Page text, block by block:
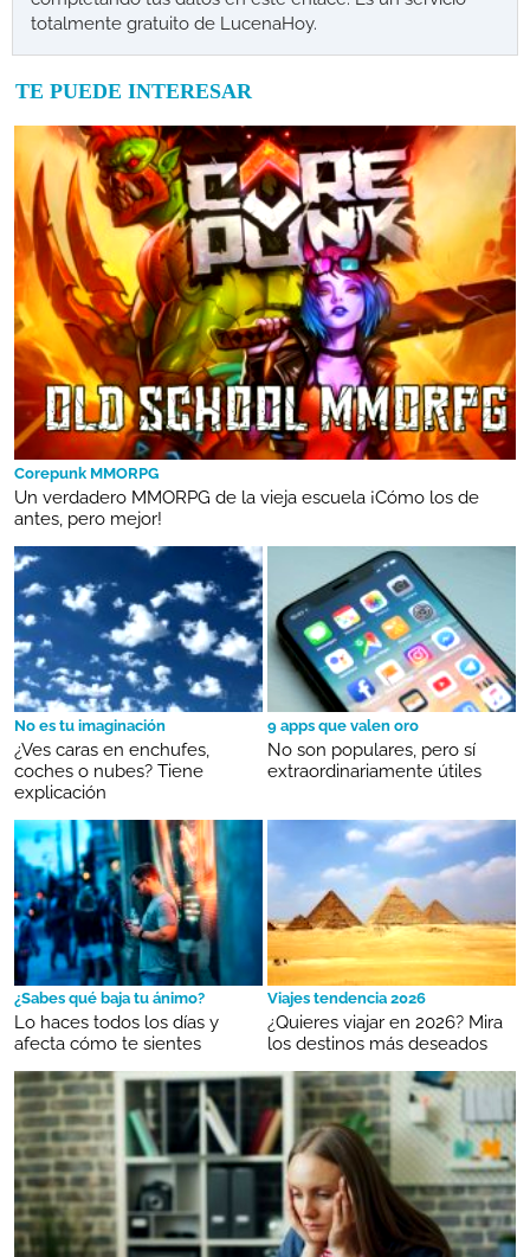
totalmente gratuito de LucenaHoy.
TE PUEDE INTERESAR
Corepunk MMORPG
Un verdadero MMORPG de la vieja escuela ¡Cómo los de
antes, pero mejor!
No es tu imaginación
¿Ves caras en enchufes,
coches o nubes? Tiene
explicación
9 apps que valen oro
No son populares, pero sí
extraordinariamente útiles
¿Sabes qué baja tu ánimo?
Lo haces todos los días y
afecta cómo te sientes
Viajes tendencia 2026
¿Quieres viajar en 2026? Mira
los destinos más deseados